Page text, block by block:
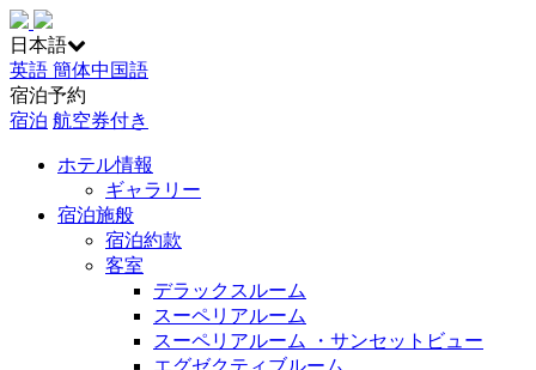
日本語
英語 簡体中国語
宿泊予約
宿泊 航空券付き
ホテル情報
ギャラリー
宿泊施般
宿泊約款
客室
デラックスルーム
スーペリアルーム
スーペリアルーム ・サンセットビュー
エグゼクティブルーム